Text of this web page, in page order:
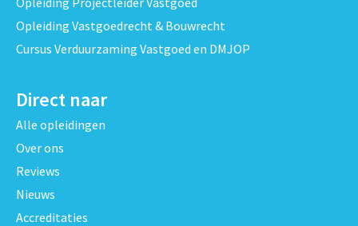
Opleiding Vastgoedrecht & Bouwrecht
Cursus Verduurzaming Vastgoed en DMJOP
Direct naar
Alle opleidingen
Over ons
Reviews
Nieuws
Accreditaties